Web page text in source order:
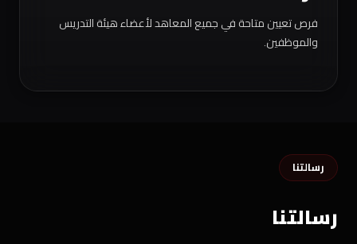
فرص تعيين متاحة في جميع المعاهد لأعضاء هيئة التدريس
والموظفين.
رسالتنا
رسالتنا